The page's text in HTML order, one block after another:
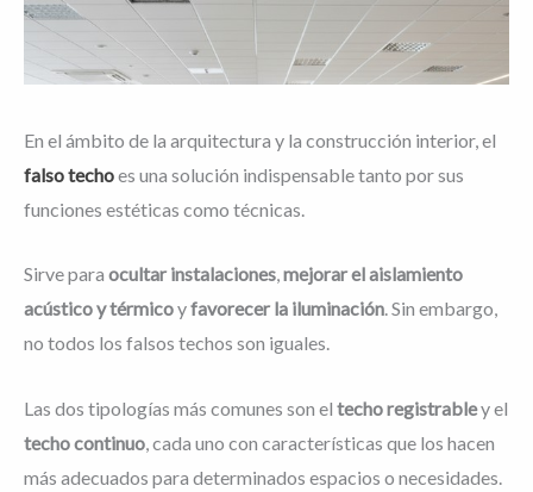
En el ámbito de la arquitectura y la construcción interior, el
falso techoes una solución indispensable tanto por sus
funciones estéticas como técnicas.
Sirve para ocultar instalaciones,mejorar el aislamiento
acústico y térmicoyfavorecer la iluminación. Sin embargo,
no todos los falsos techos son iguales.
Las dos tipologías más comunes son el techo registrabley el
techo continuo, cada uno con características que los hacen
más adecuados para determinados espacios o necesidades.